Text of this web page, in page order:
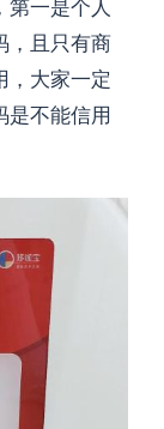
第一是个人
，且只有商
，大家一定
是不能信用